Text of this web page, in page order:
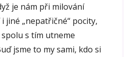
je nám při milování
jiné „nepatřičné“ pocity,
s tím utneme
jsme to my sami, kdo si